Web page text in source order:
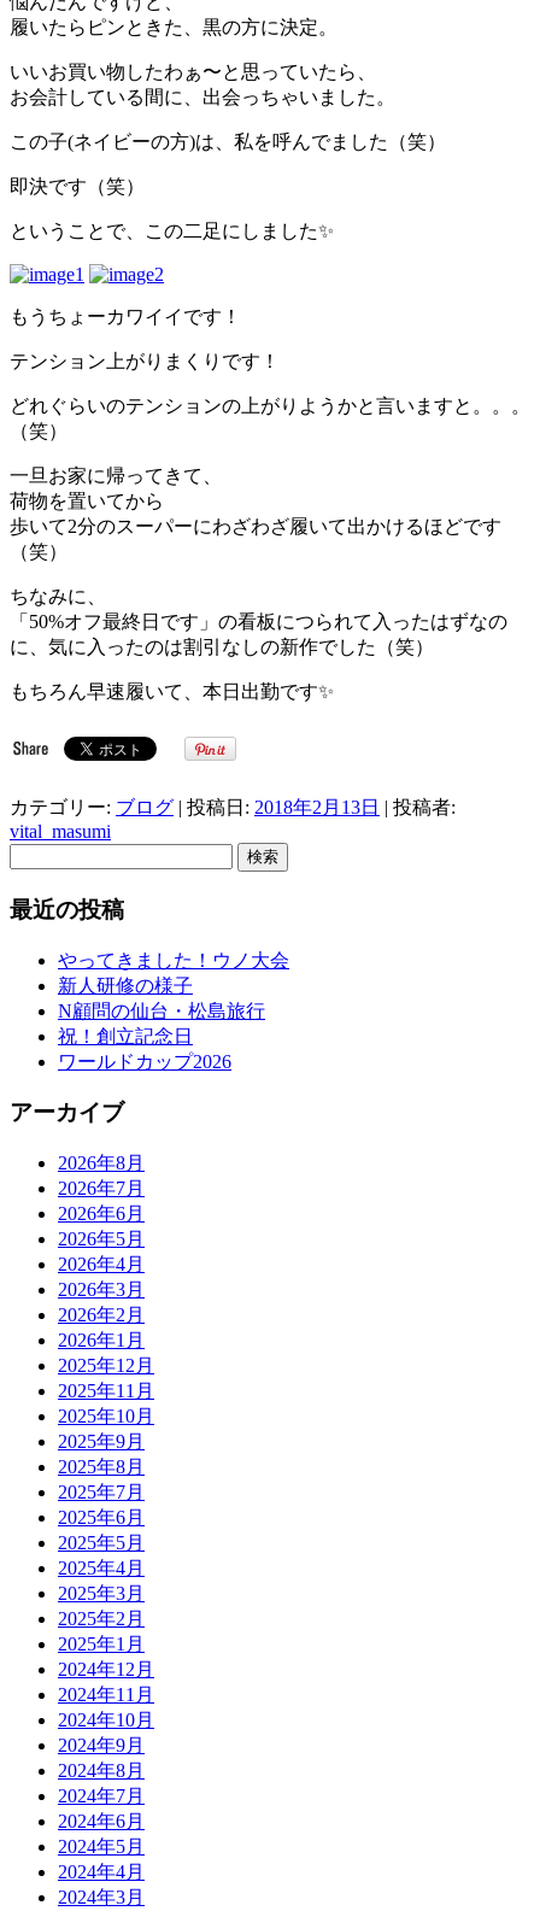
履いたらピンときた、黒の方に決定。
いいお買い物したわぁ〜と思っていたら、
お会計している間に、出会っちゃいました。
この子(ネイビーの方)は、私を呼んでました（笑）
即決です（笑）
ということで、この二足にしました✨
もうちょーカワイイです！
テンション上がりまくりです！
どれぐらいのテンションの上がりようかと言いますと。。。
（笑）
一旦お家に帰ってきて、
荷物を置いてから
歩いて2分のスーパーにわざわざ履いて出かけるほどです
（笑）
ちなみに、
「50%オフ最終日です」の看板につられて入ったはずなの
に、気に入ったのは割引なしの新作でした（笑）
もちろん早速履いて、本日出勤です✨
カテゴリー: ブログ | 投稿日: 2018年2月13日 | 投稿者:
vital_masumi
最近の投稿
やってきました！ウノ大会
新人研修の様子
N顧問の仙台・松島旅行
祝！創立記念日
ワールドカップ2026
アーカイブ
2026年8月
2026年7月
2026年6月
2026年5月
2026年4月
2026年3月
2026年2月
2026年1月
2025年12月
2025年11月
2025年10月
2025年9月
2025年8月
2025年7月
2025年6月
2025年5月
2025年4月
2025年3月
2025年2月
2025年1月
2024年12月
2024年11月
2024年10月
2024年9月
2024年8月
2024年7月
2024年6月
2024年5月
2024年4月
2024年3月